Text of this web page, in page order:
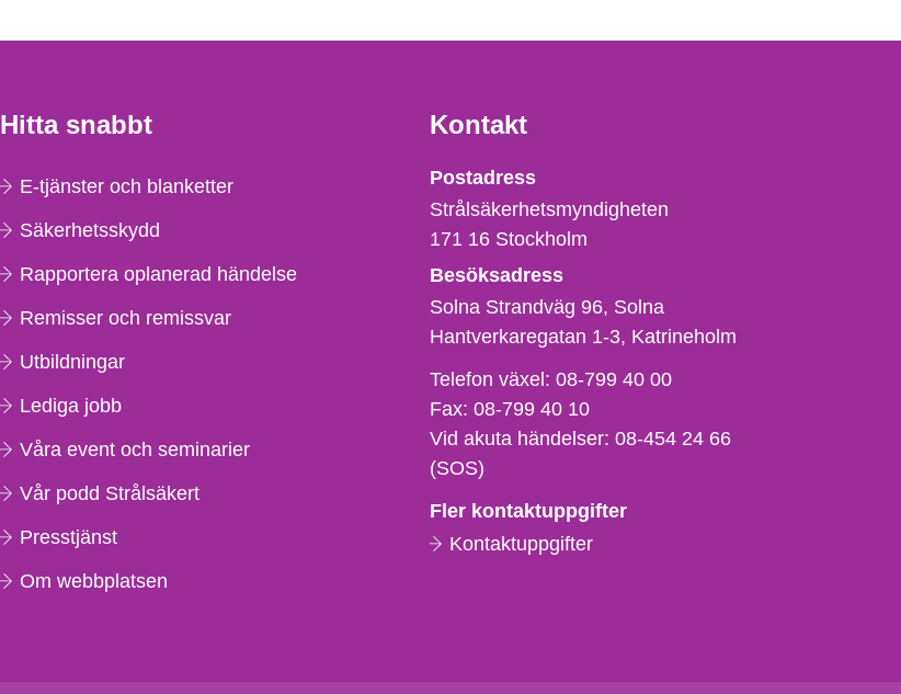
Hitta snabbt
E-tjänster och blanketter
Säkerhetsskydd
Rapportera oplanerad händelse
Remisser och remissvar
Utbildningar
Lediga jobb
Våra event och seminarier
Vår podd Strålsäkert
Presstjänst
Om webbplatsen
Kontakt
Strålsäkerhetsmyndigheten
Postadress
Strålsäkerhetsmyndigheten
171 16 Stockholm
Besöksadress
Solna Strandväg 96, Solna
Hantverkaregatan 1-3 Katrineholm
Telefon,
fax
och
e-
Telefon växel:08-799 40 00
Fax:08-799 40 10
Vid akuta händelser:08-454 24 66
(SOS)
Fler kontaktuppgifter
Kontaktuppgifter